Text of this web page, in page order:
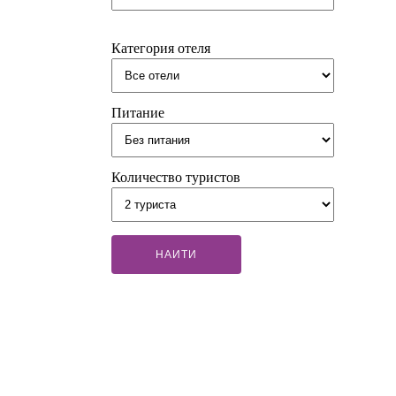
Категория отеля
Питание
Количество туристов
НАИТИ